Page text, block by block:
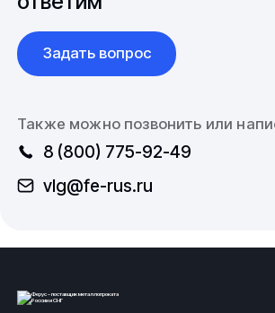
совсем с неожиданной стороны.
разделочные доски, используемые в
промышленности, тоже
Задать вопрос
Также можно позвонить или
8 (800) 775-92-49
vlg@fe-rus.ru